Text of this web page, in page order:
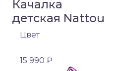
Качалка
детская Nattou
Цвет
15 990 ₽